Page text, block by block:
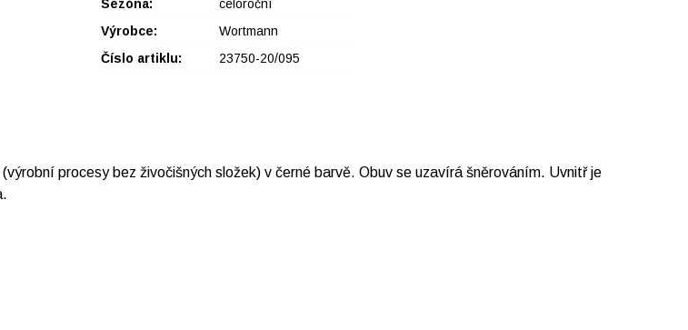
Sezóna:
celoroční
Výrobce:
Wortmann
Číslo artiklu:
23750-20/095
procesy bez živočišných složek) v černé barvě. Obuv se uzavírá šněrováním. Uvnitř je